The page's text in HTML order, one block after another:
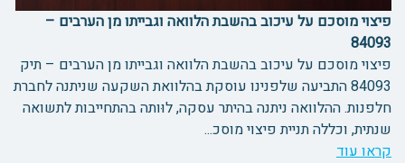
פיצוי מוסכם על עיכוב בהשבת הלוואה וגבייתו מן הערבים –
84093
פיצוי מוסכם על עיכוב בהשבת הלוואה וגבייתו מן הערבים – תיק
84093 התביעה שלפנינו עוסקת בהלוואת השקעה שניתנה לחברת
חלפנות. ההלוואה ניתנה בהיתר עסקה, לוּותה בהתחייבות לתשואה
שנתית, וכללה תניית פיצוי מוסכ...
קראו עוד